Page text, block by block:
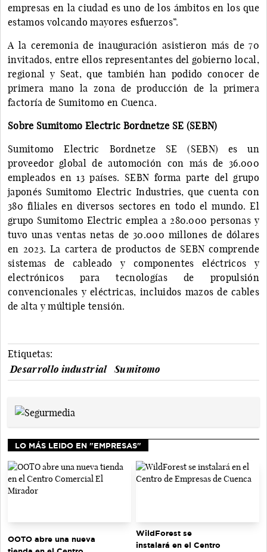
empresas en la ciudad es uno de los ámbitos en los que
estamos volcando mayores esfuerzos”.
A la ceremonia de inauguración asistieron más de 70
invitados, entre ellos representantes del gobierno local,
regional y Seat, que también han podido conocer de
primera mano la zona de producción de la primera
factoría de Sumitomo en Cuenca.
Sobre Sumitomo Electric Bordnetze SE (SEBN)
Sumitomo Electric Bordnetze SE (SEBN) es un
proveedor global de automoción con más de 36.000
empleados en 13 países. SEBN forma parte del grupo
japonés Sumitomo Electric Industries, que cuenta con
380 filiales en diversos sectores en todo el mundo. El
grupo Sumitomo Electric emplea a 280.000 personas y
tuvo unas ventas netas de 30.000 millones de dólares
en 2023. La cartera de productos de SEBN comprende
sistemas de cableado y componentes eléctricos y
electrónicos para tecnologías de propulsión
convencionales y eléctricas, incluidos mazos de cables
de alta y múltiple tensión.
Etiquetas:
Desarrollo industrial
Sumitomo
LO MÁS LEIDO EN "EMPRESAS"
OOTO abre una nueva
WildForest se
instalará en el Centro